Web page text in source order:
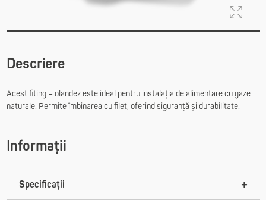
Descriere
Acest fiting – olandez este ideal pentru instalația de alimentare cu gaze
naturale. Permite îmbinarea cu filet, oferind siguranță și durabilitate.
Informații
Specificații